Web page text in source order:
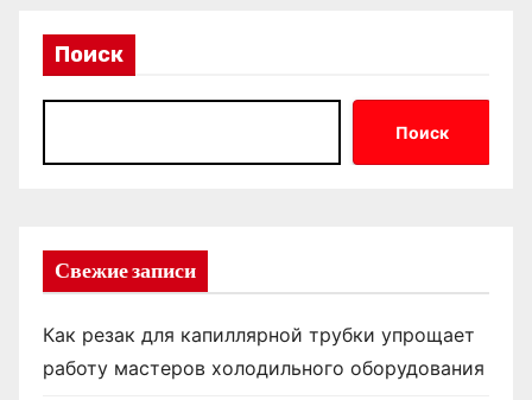
Поиск
Поиск
Свежие записи
Как резак для капиллярной трубки упрощает
работу мастеров холодильного оборудования